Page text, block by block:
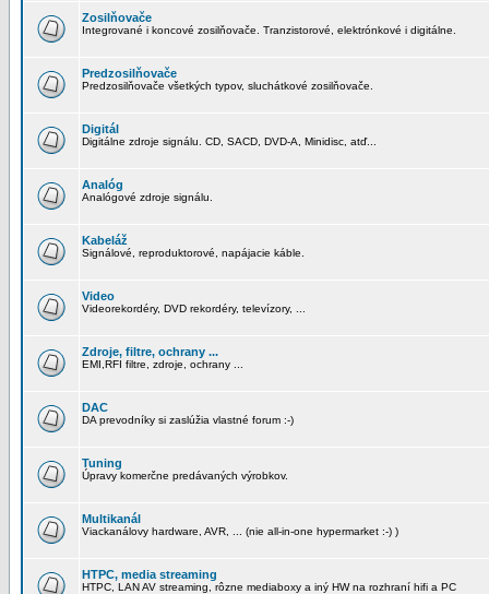
Zosilňovače
Integrované i koncové zosilňovače. Tranzistorové, elektrónkové i digitálne.
Predzosilňovače
Predzosilňovače všetkých typov, sluchátkové zosilňovače.
Digitál
Digitálne zdroje signálu. CD, SACD, DVD-A, Minidisc, atď...
Analóg
Analógové zdroje signálu.
Kabeláž
Signálové, reproduktorové, napájacie káble.
Video
Videorekordéry, DVD rekordéry, televízory, ...
Zdroje, filtre, ochrany ...
EMI,RFI filtre, zdroje, ochrany ...
DAC
DA prevodníky si zaslúžia vlastné forum :-)
Tuning
Úpravy komerčne predávaných výrobkov.
Multikanál
Viackanálovy hardware, AVR, ... (nie all-in-one hypermarket :-) )
HTPC, media streaming
HTPC, LAN AV streaming, rôzne mediaboxy a iný HW na rozhraní hifi a PC